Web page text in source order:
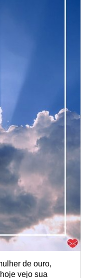
de ouro,
vejo sua